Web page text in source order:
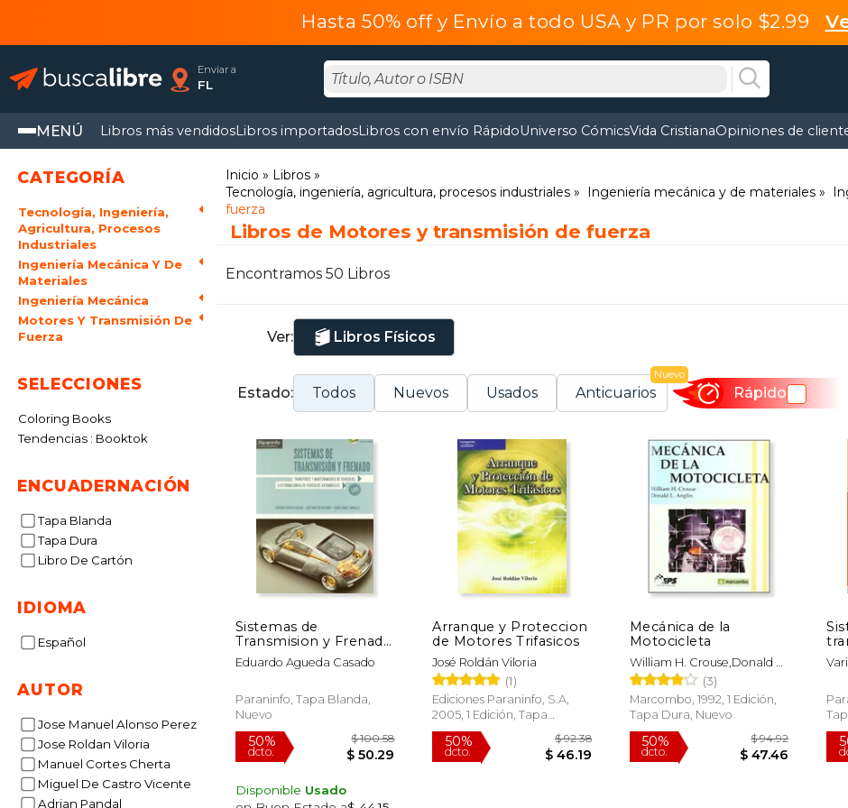
Hasta 50% off y Envío a todo USA y PR por solo $2.99
Enviar a
FL
MENÚ Libros más vendidosLibros importadosLibros con envío RápidoUniverso CómicsVida CristianaOpiniones de
CATEGORÍA
Tecnología, Ingeniería,
Agricultura, Procesos
Industriales
Ingeniería Mecánica Y De
Materiales
Ingeniería Mecánica
Motores Y Transmisión De
Fuerza
SELECCIONES
Coloring Books
Tendencias : Booktok
ENCUADERNACIÓN
Tapa Blanda
Tapa Dura
Libro De Cartón
IDIOMA
Español
AUTOR
Jose Manuel Alonso Perez
Jose Roldan Viloria
Manuel Cortes Cherta
Miguel De Castro Vicente
Adrian Pandal
Inicio
Libros
Tecnología, ingeniería, agricultura, procesos industriales
Ingeniería mecánica y de materiales
fuerza
Libros de Motores y transmisión de fuerza
Encontramos 50 Libros
Ver: Libros Físicos
Estado: Todos Nuevos Usados Anticuarios
Nuevo
Rápido
Sistemas de
Transmision y Frenado
loe
Eduardo Agueda Casado
Paraninfo, Tapa Blanda,
Nuevo
Disponible Usado
Arranque y Proteccion
de Motores Trifasicos
José Roldán Viloria
(1)
Ediciones Paraninfo, S.A,
2005, 1 Edición, Tapa
Blanda, Nuevo
Mecánica de la
Motocicleta
William H. Crouse,Donald L.
Anglin
(3)
Marcombo, 1992, 1 Edición,
Tapa Dura, Nuevo
y